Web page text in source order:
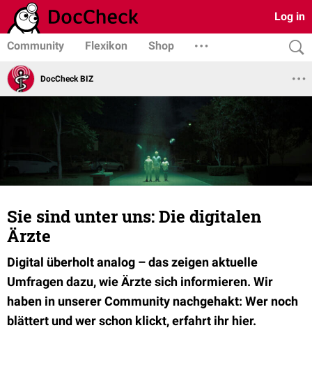
Log in
Community Flexikon Shop
DocCheck BIZ
Sie sind unter uns: Die digitalen
Ärzte
Digital überholt analog – das zeigen aktuelle
Umfragen dazu, wie Ärzte sich informieren. Wir
haben in unserer Community nachgehakt: Wer noch
blättert und wer schon klickt, erfahrt ihr hier.